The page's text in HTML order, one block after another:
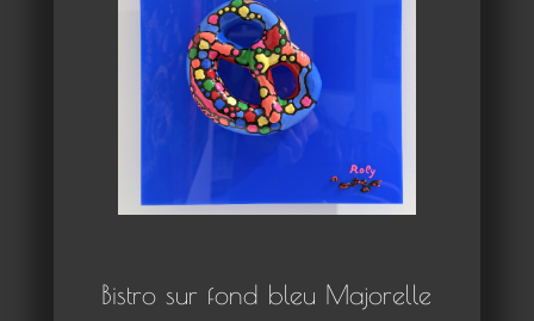
Bistro sur fond bleu Majorelle